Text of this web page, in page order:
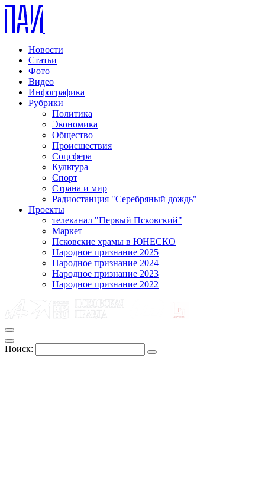
Новости
Статьи
Фото
Видео
Инфографика
Рубрики
Политика
Экономика
Общество
Происшествия
Соцсфера
Культура
Спорт
Страна и мир
Радиостанция "Серебряный дождь"
Проекты
телеканал "Первый Псковский"
Маркет
Псковские храмы в ЮНЕСКО
Народное признание 2025
Народное признание 2024
Народное признание 2023
Народное признание 2022
Поиск: